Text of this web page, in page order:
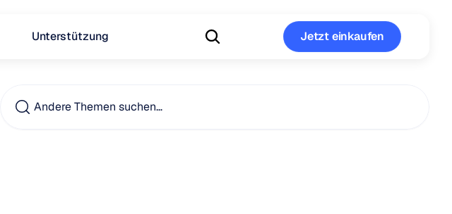
Unterstützung
Jetzt einkaufen
Andere Themen suchen…